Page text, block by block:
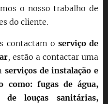
o nosso trabalho de
do cliente.
contactam o serviço de
, estão a contactar uma
serviços de instalação e
como: fugas de água,
de louças sanitárias,